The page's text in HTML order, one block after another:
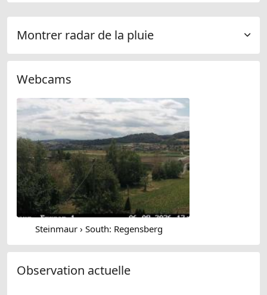
Montrer radar de la pluie
Webcams
Steinmaur › South: Regensberg
Observation actuelle